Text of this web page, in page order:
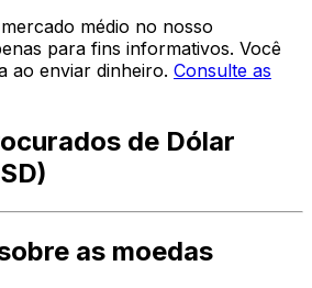
médio no nosso
para fins informativos. Você
ao enviar dinheiro. Consulte as
de Dólar
as moedas